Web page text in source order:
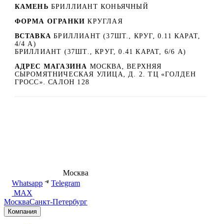
КАМЕНЬ БРИЛЛИАНТ КОНЬЯЧНЫЙ
ФОРМА ОГРАНКИ КРУГЛАЯ
ВСТАВКА БРИЛЛИАНТ (37ШТ., КРУГ, 0.11 КАРАТ,
4/4 А)
БРИЛЛИАНТ (37ШТ., КРУГ, 0.41 КАРАТ, 6/6 А)
АДРЕС МАГАЗИНА МОСКВА, ВЕРХНЯЯ
СЫРОМЯТНИЧЕСКАЯ УЛИЦА, Д. 2. ТЦ «ГОЛДЕН
ГРОСС». САЛОН 128
Москва
Whatsapp
Telegram
MAX
МоскваСанкт-Петербург
Компания